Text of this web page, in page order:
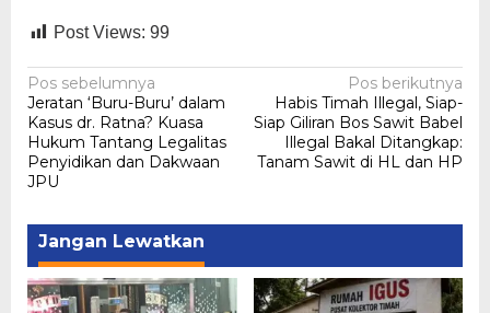
Post Views: 99
Navigasi
pos
Pos sebelumnya
Jeratan ‘Buru-Buru’ dalam
Kasus dr. Ratna? Kuasa
Hukum Tantang Legalitas
Penyidikan dan Dakwaan
JPU
Pos berikutnya
Habis Timah Illegal, Siap-
Siap Giliran Bos Sawit Babel
Illegal Bakal Ditangkap:
Tanam Sawit di HL dan HP
Jangan Lewatkan